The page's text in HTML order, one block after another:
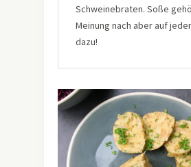
Schweinebraten. Soße
Meinung nach aber auf
dazu!